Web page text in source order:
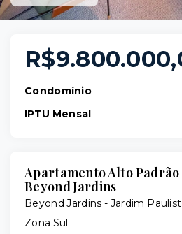
Condomínio
IPTU Mensal
Apartamento Alto
Beyond Jardins
Beyond Jardins - Jardim
Zona Sul